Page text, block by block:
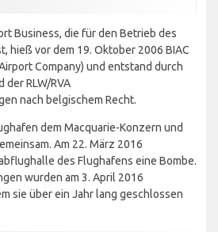
Business, die für den Betrieb des
hieß vor dem 19. Oktober 2006 BIAC
Company) und entstand durch
der RLW/RVA
nach belgischem Recht.
dem Macquarie-Konzern und
Am 22. März 2016
des Flughafens eine Bombe.
wurden am 3. April 2016
sie über ein Jahr lang geschlossen